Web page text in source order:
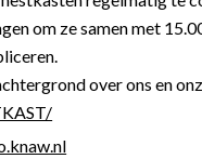
om ze samen met
over ons en